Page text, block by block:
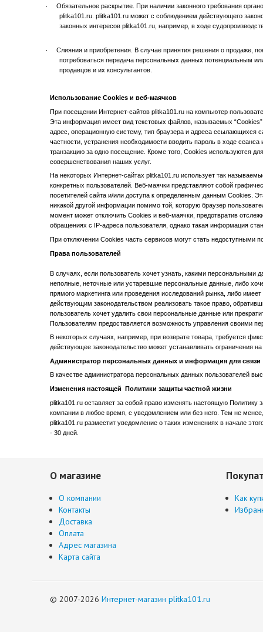
·
Обязательное раскрытие. При наличии законного требования
plitka101.ru. plitka101.ru может с соблюдением действующего
законных интересов plitka101.ru, например, в ходе
·
Слияния и приобретения. В случае принятия решения о продаже,
потребоваться передача персональных данных потенциальным
продавцов и их консультантов.
Использование Cookies и веб-маячков
При посещении Интернет-сайтов plitka101.ru на компьютер
Эта информация имеет вид текстовых файлов, называемых
адрес, операционную систему, тип браузера и адреса ссылающихся
частности, устранения необходимости вводить пароль в ходе
транзакцию за одно посещение. Кроме того, Cookies используются
совершенствования наших услуг.
На некоторых Интернет-сайтах plitka101.ru использует так
конкретных пользователей. Веб-маячки представляют собой
посетителей сайта и/или доступа к определенным данным Cookies.
никакой другой информации помимо той, которую браузер
момент может отключить Cookies и веб-маячки, предотвратив
обращениях с IP-адреса пользователя, однако такая информация
При отключении Cookies часть сервисов могут стать недоступными
Права пользователей
В случаях, если пользователь хочет узнать, какими персональными
неполные, неточные или устаревшие персональные данные, либо
прямого маркетинга или проведения исследований рынка, либо
действующим законодательством реализовать такое право,
пользователь хочет удалить свои персональные данные или
Пользователям предоставляется возможность управления своими
В некоторых случаях, например, при возврате товара, требуется
действующее законодательство может устанавливать ограничения
Администратор персональных данных и информация для связи
В качестве администратора персональных данных пользователей
Изменения настоящей Политики защиты частной жизни
plitka101.ru оставляет за собой право изменять настоящую
компании в любое время, с уведомлением или без него. Тем не
plitka101.ru разместит уведомление о таких изменениях в начале
- 30 дней.
О магазине
О компании
Контакты
Доставка
Оплата
Адрес магазина
Карта сайта
Как
© 2007-2026 Интернет-магазин plitka101.ru